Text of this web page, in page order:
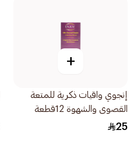
+
إنجوي واقيات ذكرية للمتعة
القصوى والشهوة 12قطعة
25